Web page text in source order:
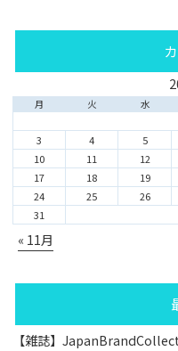
月 火 水
3
4 5
10
11 12
17
18 19
24
25 26
31
« 11月
【雑誌】